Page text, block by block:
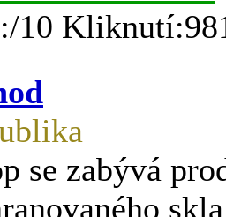
10
se zabývá